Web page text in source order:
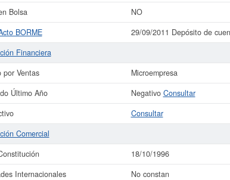
Bolsa
NO
BORME
29/09/2011 Depósito de
Financiera
por Ventas
Microempresa
Último Año
Negativo Consultar
Consultar
Comercial
18/10/1996
Internacionales
No constan